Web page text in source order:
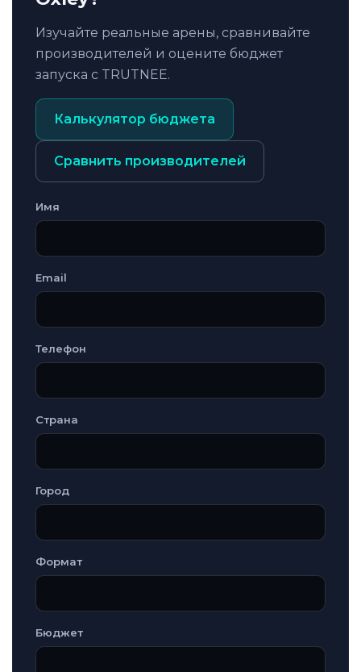
Изучайте реальные арены, сравнивайте
производителей и оцените бюджет
запуска с TRUTNEE.
Калькулятор бюджета
Сравнить производителей
Имя
Email
Телефон
Страна
Город
Формат
Бюджет